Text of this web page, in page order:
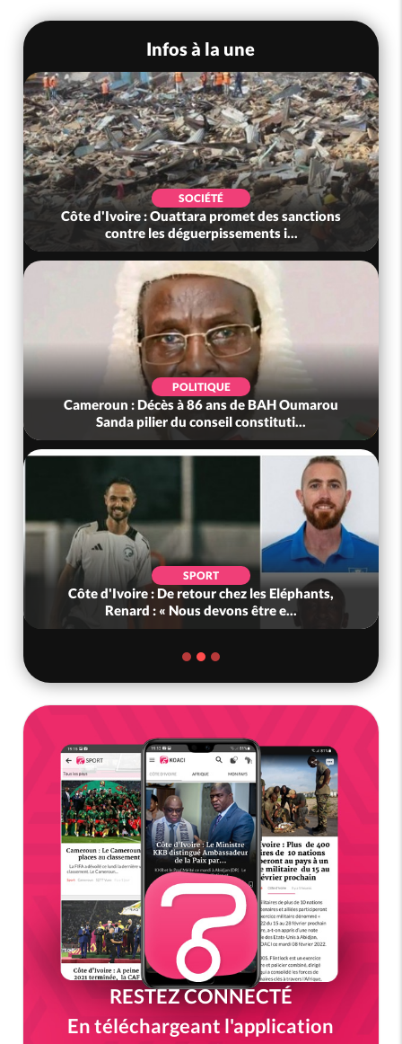
Infos à la une
SOCIÉTÉ
Côte d'Ivoire : Ouattara promet des sanctions
contre les déguerpissements i...
POLITIQUE
Cameroun : Décès à 86 ans de BAH Oumarou
Sanda pilier du conseil constituti...
SPORT
Côte d'Ivoire : De retour chez les Eléphants,
Renard : « Nous devons être e...
RESTEZ CONNECTÉ
En téléchargeant l'application